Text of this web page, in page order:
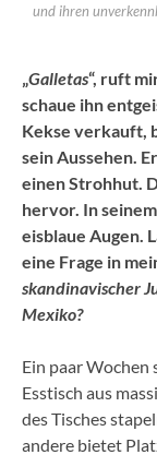
und ihren
„Galletas“, ruft
schaue ihn
Kekse verkauft,
sein Aussehen.
einen Strohhut.
hervor. In
eisblaue Augen.
eine Frage in
skandinavischer
Mexiko?
Ein paar Wochen
Esstisch aus
des Tisches
andere bietet